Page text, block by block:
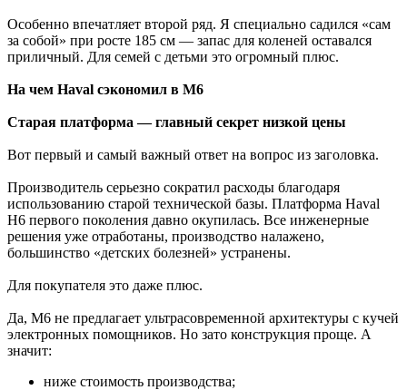
Особенно впечатляет второй ряд. Я специально садился «сам
за собой» при росте 185 см — запас для коленей оставался
приличный. Для семей с детьми это огромный плюс.
На чем Haval сэкономил в M6
Старая платформа — главный секрет низкой цены
Вот первый и самый важный ответ на вопрос из заголовка.
Производитель серьезно сократил расходы благодаря
использованию старой технической базы. Платформа Haval
H6 первого поколения давно окупилась. Все инженерные
решения уже отработаны, производство налажено,
большинство «детских болезней» устранены.
Для покупателя это даже плюс.
Да, M6 не предлагает ультрасовременной архитектуры с кучей
электронных помощников. Но зато конструкция проще. А
значит:
ниже стоимость производства;